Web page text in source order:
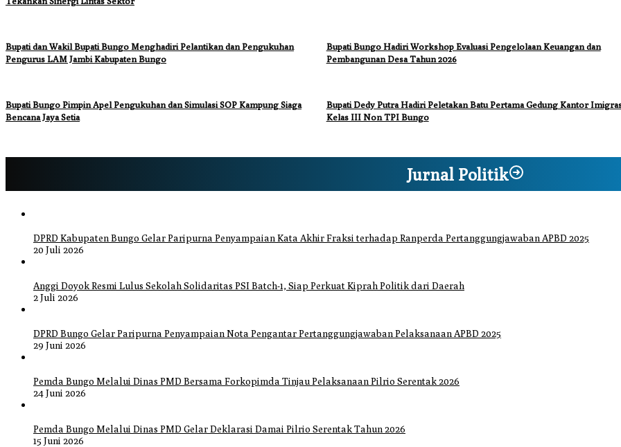
Bupati dan Wakil Bupati Bungo Menghadiri Pelantikan dan Pengukuhan
Pengurus LAM Jambi Kabupaten Bungo
Bupati Bungo Hadiri Workshop Evaluasi Pengelolaan Keuangan dan
Pembangunan Desa Tahun 2026
Bupati Bungo Pimpin Apel Pengukuhan dan Simulasi SOP Kampung Siaga
Bencana Jaya Setia
Bupati Dedy Putra Hadiri Peletakan Batu Pertama Gedung Kantor
Kelas III Non TPI Bungo
Jurnal Politik
DPRD Kabupaten Bungo Gelar Paripurna Penyampaian Kata Akhir Fraksi terhadap Ranperda Pertanggungjawaban APBD 2025
20 Juli 2026
Anggi Doyok Resmi Lulus Sekolah Solidaritas PSI Batch-1, Siap Perkuat Kiprah Politik dari Daerah
2 Juli 2026
DPRD Bungo Gelar Paripurna Penyampaian Nota Pengantar Pertanggungjawaban Pelaksanaan APBD 2025
29 Juni 2026
Pemda Bungo Melalui Dinas PMD Bersama Forkopimda Tinjau Pelaksanaan Pilrio Serentak 2026
24 Juni 2026
Pemda Bungo Melalui Dinas PMD Gelar Deklarasi Damai Pilrio Serentak Tahun 2026
15 Juni 2026